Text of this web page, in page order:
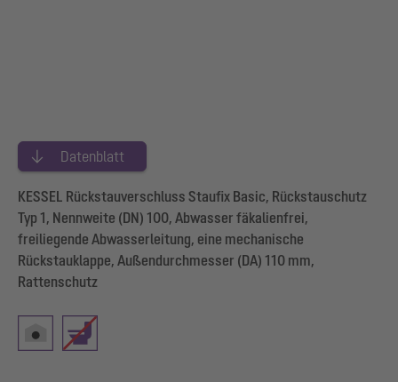
Datenblatt
KESSEL Rückstauverschluss Staufix Basic, Rückstauschutz
Typ 1, Nennweite (DN) 100, Abwasser fäkalienfrei,
freiliegende Abwasserleitung, eine mechanische
Rückstauklappe, Außendurchmesser (DA) 110 mm,
Rattenschutz